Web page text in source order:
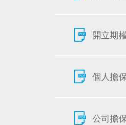
開立期
個人擔
公司擔